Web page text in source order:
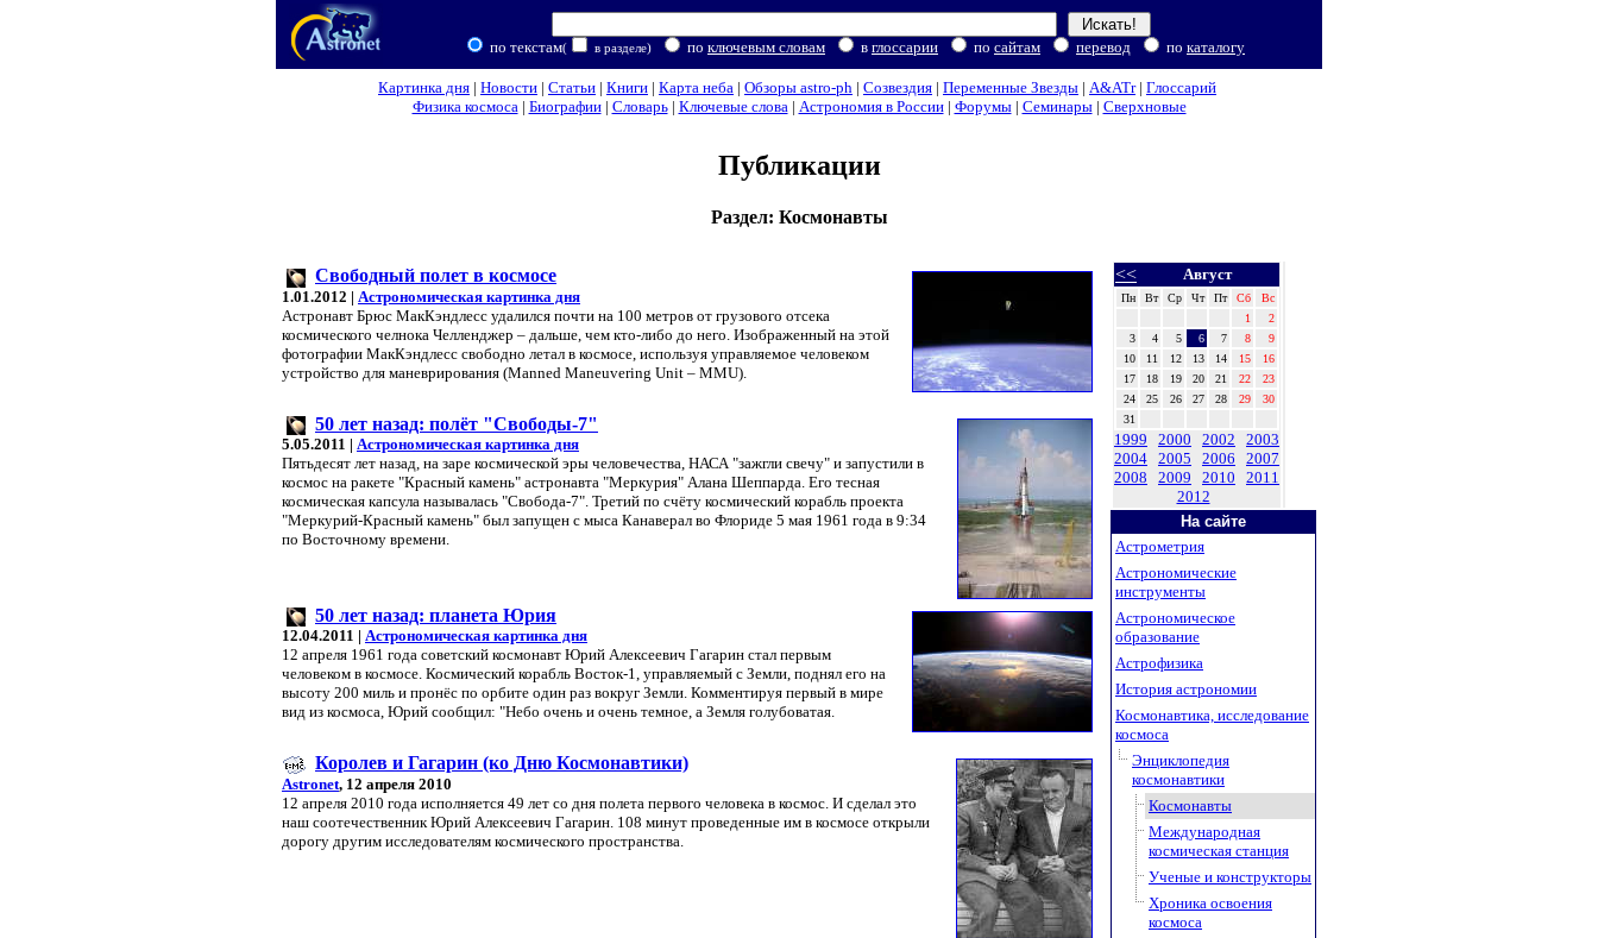
по текстам( в разделе) по ключевым словам в глоссарии по сайтам перевод по каталогу
Картинка дня | Новости | Статьи | Книги | Карта неба | Обзоры astro-ph | Созвездия | Переменные Звезды | A&ATr| Глоссарий
Физика космоса| Биографии| Словарь| Ключевые слова| Астрономия в России| Форумы| Семинары| Сверхновые
Публикации
Раздел: Космонавты
Свободный полет в космосе
1.01.2012 | Астрономическая картинка дня
Астронавт Брюс МакКэндлесс удалился почти на 100 метров от грузового отсека
космического челнока Челленджер – дальше, чем кто-либо до него. Изображенный на этой
фотографии МакКэндлесс свободно летал в космосе, используя управляемое человеком
устройство для маневрирования (Manned Maneuvering Unit – MMU).
50 лет назад: полёт "Свободы-7"
5.05.2011 | Астрономическая картинка дня
Пятьдесят лет назад, на заре космической эры человечества, НАСА "зажгли свечу" и запустили в
космос на ракете "Красный камень" астронавта "Меркурия" Алана Шеппарда. Его тесная
космическая капсула называлась "Свобода-7". Третий по счёту космический корабль проекта
"Меркурий-Красный камень" был запущен с мыса Канаверал во Флориде 5 мая 1961 года в 9:34
по Восточному времени.
50 лет назад: планета Юрия
12.04.2011 | Астрономическая картинка дня
12 апреля 1961 года советский космонавт Юрий Алексеевич Гагарин стал первым
человеком в космосе. Космический корабль Восток-1, управляемый с Земли, поднял его на
высоту 200 миль и пронёс по орбите один раз вокруг Земли. Комментируя первый в мире
вид из космоса, Юрий сообщил: "Небо очень и очень темное, а Земля голубоватая.
Королев и Гагарин (ко Дню Космонавтики)
Astronet, 12 апреля 2010
12 апреля 2010 года исполняется 49 лет со дня полета первого человека в космос. И сделал это
наш соотечественник Юрий Алексеевич Гагарин. 108 минут проведенные им в космосе открыли
дорогу другим исследователям космического пространства.
<< Август
Пн Вт Ср Чт Пт Сб
Вс
1
2
3
4 5 6 7 8
9
10
11 12 13 14 15
16
17
18 19 20 21 22
23
24
25 26 27 28 29
30
31
1999 2000 2002
2003
2004 2005 2006
2007
2008
2009 2010
2011
2012
На сайте
Астрометрия
Астрономические
инструменты
Астрономическое
образование
Астрофизика
История астрономии
Космонавтика, исследование
космоса
Энциклопедия
космонавтики
Космонавты
Международная
космическая станция
Ученые и конструкторы
Хроника освоения
космоса